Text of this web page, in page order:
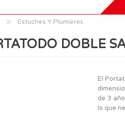
Carros Portamochilas
Bob Esponja
BarbieEstuches Y Plumieres
DOBLE
El
de 3
lo que